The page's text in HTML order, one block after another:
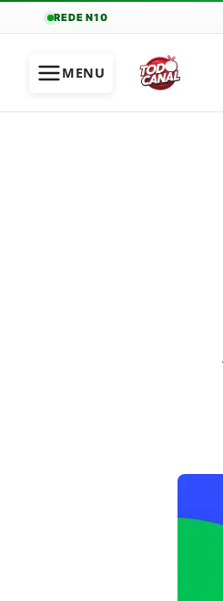
REDE N10
MENU